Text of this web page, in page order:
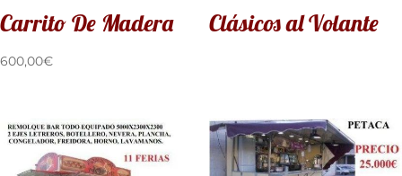
Carrito De Madera
600,00€
Clásicos al Volante